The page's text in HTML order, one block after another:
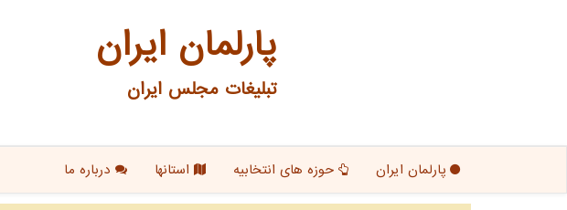
پارلمان ایران
تبلیغات مجلس ایران
پارلمان ایران حوزه های انتخابیه استانها درباره ما